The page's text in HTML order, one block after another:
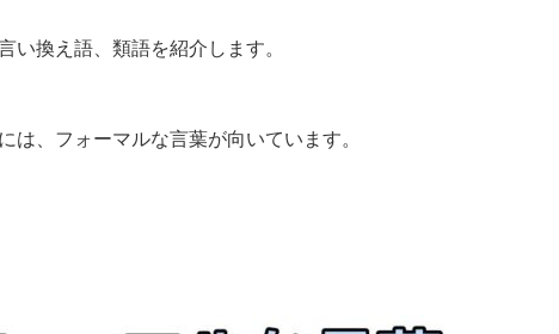
い換え語、類語を紹介します。
は、フォーマルな言葉が向いています。